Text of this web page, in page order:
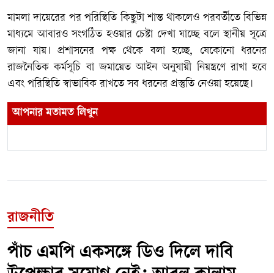
মামলা দায়েরের পর পরিস্থিতি কিছুটা শান্ত থাকলেও পরবর্তীতে বিভিন্ন
মাধ্যমে আবারও সংগঠিত হওয়ার চেষ্টা দেখা যাচ্ছে বলে স্থানীয় সূত্রে
জানা যায়। প্রশাসনের পক্ষ থেকে বলা হচ্ছে, যেকোনো ধরনের
রাজনৈতিক কর্মসূচি বা জমায়েত আইন অনুযায়ী নিয়ন্ত্রণে রাখা হবে
এবং পরিস্থিতি স্বাভাবিক রাখতে সব ধরনের প্রস্তুতি নেওয়া হয়েছে।
আপনার মতামত লিখুন
রাজনীতি
পাঁচ এমপি একসঙ্গে ডিও দিলে দাবি